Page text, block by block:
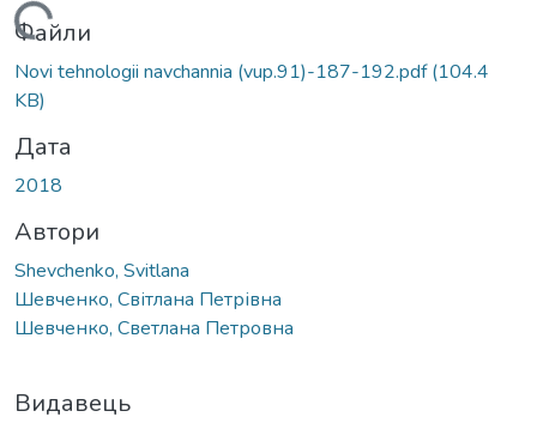
Файли
Novi tehnologii navchannia (vup.91)-187-192.pdf(104.4
KB)
Дата
2018
Автори
Shevchenko, Svitlana
Шевченко, Світлана Петрівна
Шевченко, Светлана Петровна
Видавець